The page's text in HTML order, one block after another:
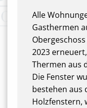
Alle
Gasthermen
2023
Thermen aus
Die Fenster
bestehen aus
Holzfenstern,